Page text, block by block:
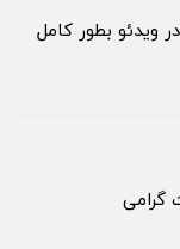
ویدئو بطور کامل
گرامی